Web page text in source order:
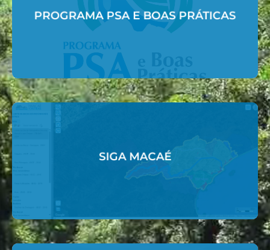
PROGRAMA PSA E BOAS PRÁTICAS
PROGRAMA PSA E BOAS PRÁTICAS
Acessar
SIGA MACAÉ
SIGA MACAÉ
Acessar